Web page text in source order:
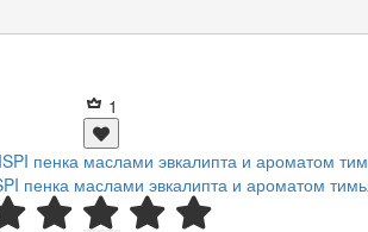
1
пенка маслами эвкалипта и ароматом